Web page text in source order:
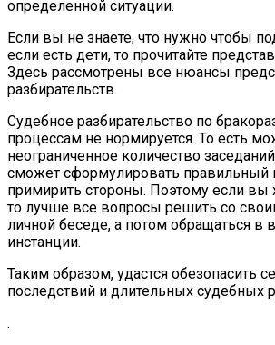
определенной ситуации.
Если вы не знаете, что нужно чтобы
если есть дети, то прочитайте
Здесь рассмотрены все нюансы
разбирательств.
Судебное разбирательство по
процессам не нормируется. То есть
неограниченное количество
сможет сформулировать правильный
примирить стороны. Поэтому если вы
то лучше все вопросы решить со
личной беседе, а потом обращаться
инстанции.
Таким образом, удастся обезопасить
последствий и длительных судебных
.